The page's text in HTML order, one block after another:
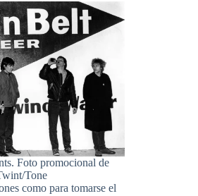
Foto promocional de
Tone
como para tomarse el